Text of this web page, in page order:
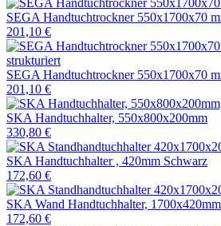
SEGA Handtuchtrockner 550x1700x70
201,10 €
SEGA Handtuchtrockner 550x1700x70
201,10 €
SKA Handtuchhalter, 550x800x200mm
330,80 €
SKA Handtuchhalter , 420mm Schwarz
172,60 €
SKA Wand Handtuchhalter,
172,60 €